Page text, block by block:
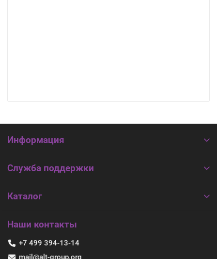
Информация
Служба поддержки
Каталог
Наши контакты
+7 499 394-13-14
mail@alt-group.org